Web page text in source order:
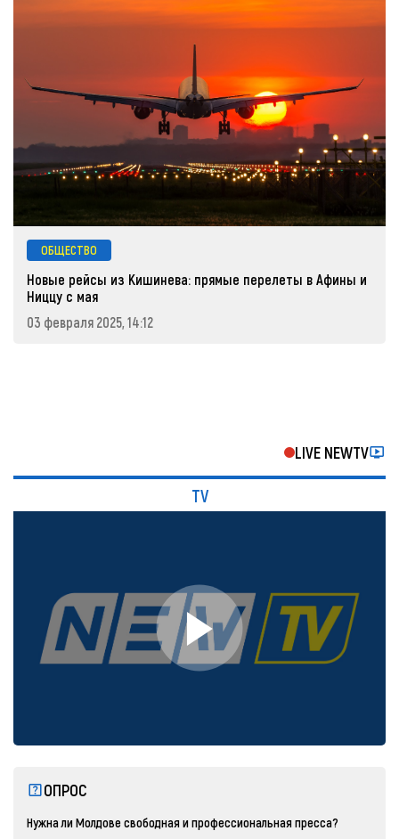
ОБЩЕСТВО
Новые рейсы из Кишинева: прямые перелеты в Афины и
Ниццу с мая
03 февраля 2025, 14:12
LIVE NEWTV
TV
ОПРОС
Нужна ли Молдове свободная и профессиональная пресса?